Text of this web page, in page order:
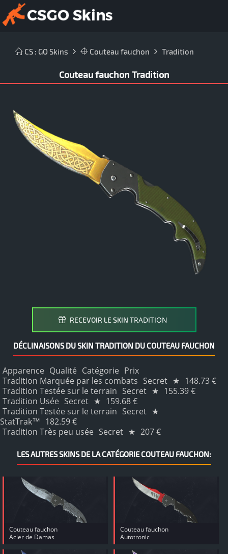
CS : GO Skins Couteau fauchon Tradition
Couteau fauchon Tradition
RECEVOIR LE SKIN TRADITION
DÉCLINAISONS DU SKIN TRADITION DU COUTEAU FAUCHON
Apparence Qualité Catégorie Prix
Tradition Marquée par les combats Secret ★ 148.73 €
Tradition Testée sur le terrain Secret ★ 155.39 €
Tradition Usée Secret ★ 159.68 €
Tradition Testée sur le terrain Secret ★
StatTrak™ 182.59 €
Tradition Très peu usée Secret ★ 207 €
LES AUTRES SKINS DE LA CATÉGORIE COUTEAU FAUCHON:
Couteau fauchon
Acier de Damas
Couteau fauchon
Autotronic